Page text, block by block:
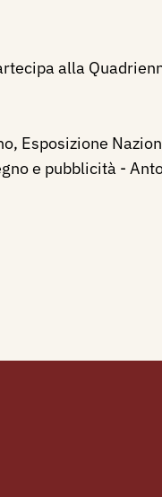
alla
Esposizione
e pubblicità -